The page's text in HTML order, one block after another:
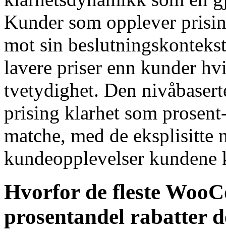
Kunder som opplever
mot sin
lavere priser enn kunder
tvetydighet. Den
prising klarhet som
matche, med de eksplisitte
kundeopplevelser
Hvorfor de fleste
prosentandel rabatter